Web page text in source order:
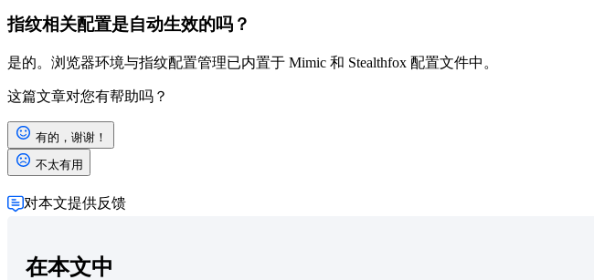
指纹相关配置是自动生效的吗？
是的。浏览器环境与指纹配置管理已内置于 Mimic 和 Stealthfox 配置文件中。
这篇文章对您有帮助吗？
有的，谢谢！
不太有用
对本文提供反馈
在本文中